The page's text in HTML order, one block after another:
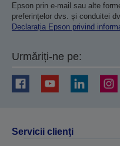
Epson prin e-mail sau alte
preferințelor dvs. și conduitei
Declarația Epson privind
Urmăriți-ne pe:
Servicii clienţi